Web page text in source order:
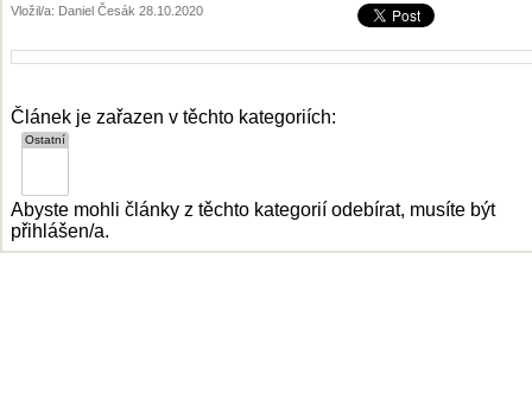
Vložil/a: Daniel Česák 28.10.2020
Článek je zařazen v těchto kategoriích:
Abyste mohli články z těchto kategorií odebírat, musíte být
přihlášen/a.